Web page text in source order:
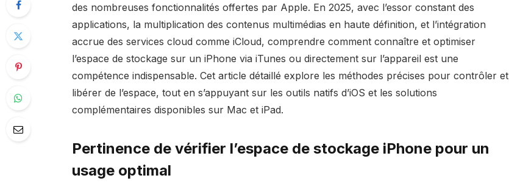
des nombreuses fonctionnalités offertes par Apple. En 2025, avec l’essor constant des
applications, la multiplication des contenus multimédias en haute définition, et l’intégration
accrue des services cloud comme iCloud, comprendre comment connaître et optimiser
l’espace de stockage sur un iPhone via iTunes ou directement sur l’appareil est une
compétence indispensable. Cet article détaillé explore les méthodes précises pour contrôler et
libérer de l’espace, tout en s’appuyant sur les outils natifs d’iOS et les solutions
complémentaires disponibles sur Mac et iPad.
Pertinence de vérifier l’espace de stockage iPhone pour un
usage optimal